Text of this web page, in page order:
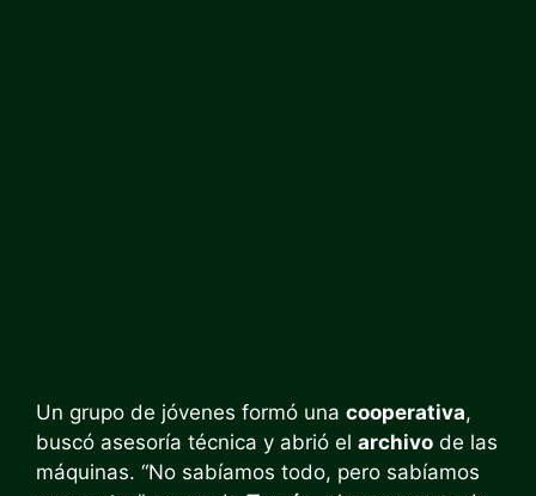
Un grupo de jóvenes formó una cooperativa,
buscó asesoría técnica y abrió el archivo de las
máquinas. “No sabíamos todo, pero sabíamos